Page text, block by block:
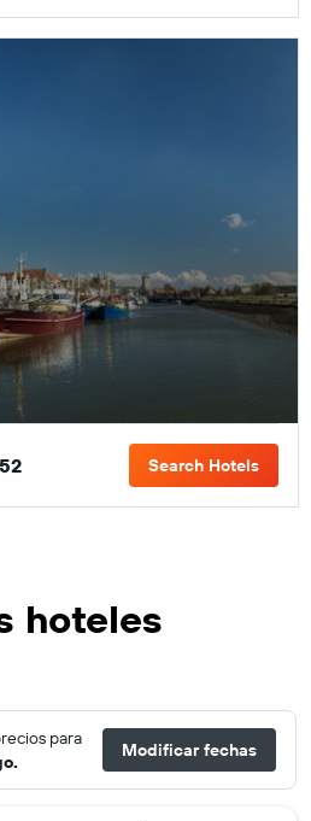
Search Hotels
hoteles
para
Modificar fechas